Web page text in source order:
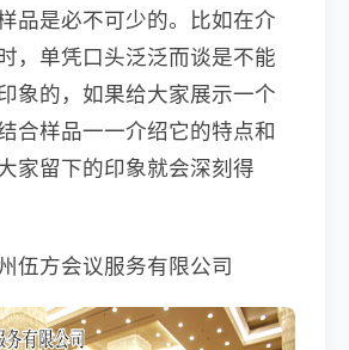
品是必不可少的。比如在介
，单凭口头泛泛而谈是不能
象的，如果给大家展示一个
合样品一一介绍它的特点和
家留下的印象就会深刻得
伍方会议服务有限公司